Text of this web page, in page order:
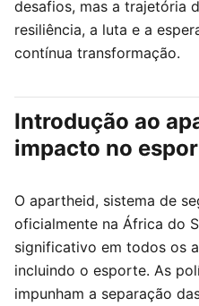
desafios, mas a trajetória
resiliência, a luta e a
contínua transformação.
Introdução ao
impacto no
O apartheid, sistema de
oficialmente na África do
significativo em todos os
incluindo o esporte. As
impunham a separação